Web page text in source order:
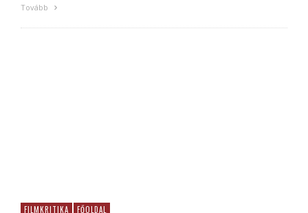
Tovább
FILMKRITIKA FŐOLDAL